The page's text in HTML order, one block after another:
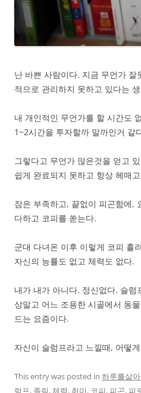
난 바쁜 사람이다. 지금 무언가
적으로 관리하지 못하고 있다는
내 개인적인 무언가를 할 시간도
1~2시간을 투자할까 말까인거 같
그렇다고 무언가 많은것을 얻고
쉽게 완료되지 못하고 항상 헤매
잠은 부족하고, 끝없이 피곤함에,
다하고 코피를 쏟는다.
군대 다녀온 이후 이렇게 코피 흘
자신의 능률도 없고 체력도 없다.
내가 내가 아니다. 정신없다. 슬럼
상말고 어느 조용한 시골에서 동
드는 요즘이다.
자신이 슬럼프라고 느낄때, 어떻
This entry was posted in 하루를살
럼프, 졸림,체력, 취미, 코피, 피곤, 피